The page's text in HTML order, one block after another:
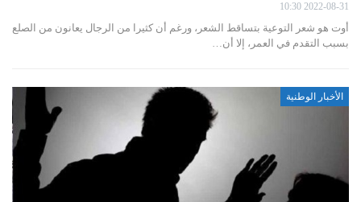
2022-08-31 10:30
أوت هو شعر التوعية بتساقط الشعر، ورغم أن كثيرا من الرجال يعانون من الصلع
بسبب التقدم في العمر، إلا أن…
الأخبار الوطنية